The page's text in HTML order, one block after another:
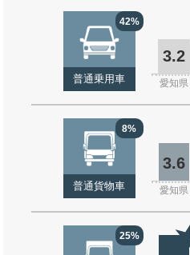
42%
普通乗用車
3.2
愛知県
8%
普通貨物車
3.6
愛知県
25%